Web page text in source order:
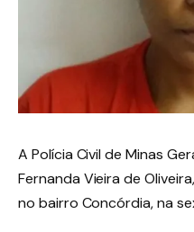
A Polícia Civil de Minas
Fernanda Vieira de
no bairro Concórdia, na